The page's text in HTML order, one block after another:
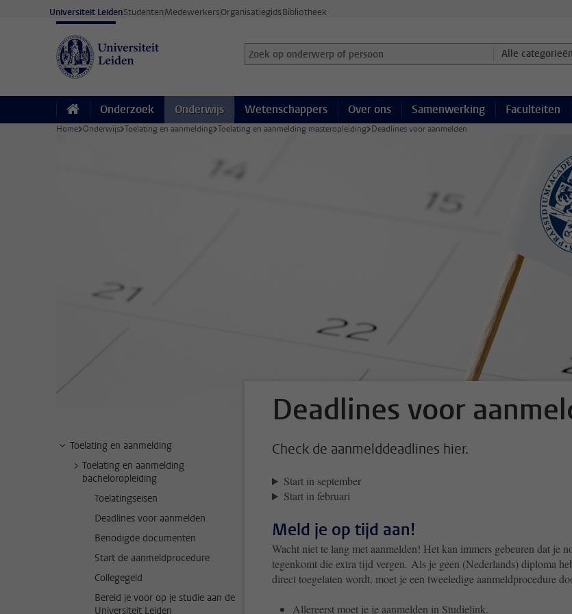
Ga direct naar de inhoud
Universiteit LeidenStudentenMedewerkersOrganisatiegidsBibliotheek
Zoek op onderwerp of persoon en selecteer categorie
Zoekterm Alle categorieën
Onderzoek Onderwijs Wetenschappers Over ons Samenwerking Faculteiten
Home Onderwijs Toelating en aanmelding Toelating en aanmelding masteropleiding Deadlines voor aanmelden
Toelating en aanmelding
Toelating en aanmelding
bacheloropleiding
Toelatingseisen
Deadlines voor aanmelden
Benodigde documenten
Start de aanmeldprocedure
Collegegeld
Bereid je voor op je studie aan de
Universiteit Leiden
Deadlines voor
Check de aanmelddeadlines hier.
Start in september
Start in februari
Meld je op tijd aan!
Wacht niet te lang met aanmelden! Het kan immers gebeuren dat je
tegenkomt die extra tijd vergen. Als je geen (Nederlands) diploma
direct toegelaten wordt, moet je een tweeledige aanmeldprocedure
Allereerst moet je je aanmelden in Studielink.